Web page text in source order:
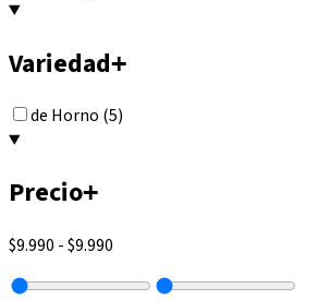
Variedad+
de Horno (5)
Precio+
$9.990 -$9.990